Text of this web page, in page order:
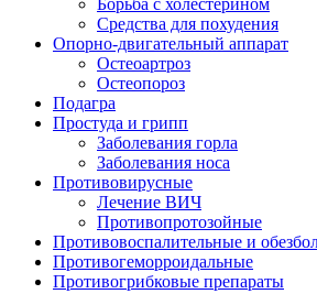
Борьба с холестерином
Средства для похудения
Опорно-двигательный аппарат
Остеоартроз
Остеопороз
Подагра
Простуда и грипп
Заболевания горла
Заболевания носа
Противовирусные
Лечение ВИЧ
Противопротозойные
Противовоспалительные и
Противогеморроидальные
Противогрибковые препараты